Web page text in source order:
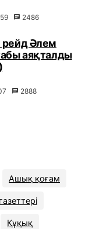
2486
рейд Әлем
аяқталды
2888
Ашық қоғам
Құқық